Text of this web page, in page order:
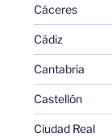
Cáceres
Cádiz
Cantabria
Castellón
Ciudad Real